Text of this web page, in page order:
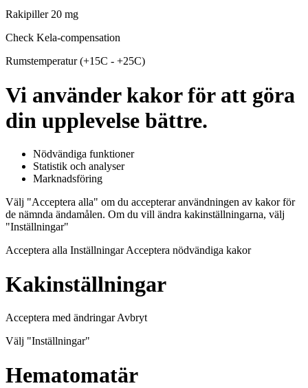
Rakipiller 20 mg
Check Kela-compensation
Rumstemperatur (+15C - +25C)
Vi använder kakor för att göra
din upplevelse bättre.
Nödvändiga funktioner
Statistik och analyser
Marknadsföring
Välj "Acceptera alla" om du accepterar användningen av kakor för
de nämnda ändamålen. Om du vill ändra kakinställningarna, välj
"Inställningar"
Acceptera alla Inställningar Acceptera nödvändiga kakor
Kakinställningar
Acceptera med ändringar Avbryt
Välj "Inställningar"
Hematomatär